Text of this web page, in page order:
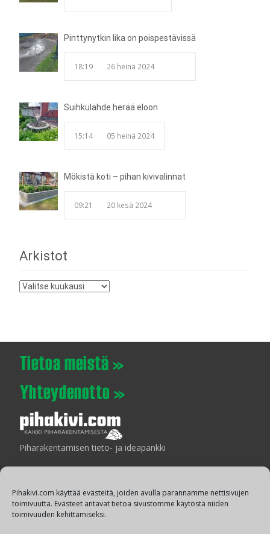
Pihakivi.com käyttää evästeitä, joiden avulla parannamme nettisivujen
toimivuutta. Evästeet antavat tietoa sivustomme käytöstä niiden
toimivuuden kehittämiseksi.
Pinttynytkin lika on poispestävissä
18:19 26 heinä 2024
Suihkulähde herää eloon
15:14 05 heinä 2024
Mökistä koti – pihan kivivalinnat
09:21 20 kesä 2024
Arkistot
Arkistot
Piharakentamisen tieto- ja ideapankki
Laatua ympäristön suunnitteluun ja rakentamiseen